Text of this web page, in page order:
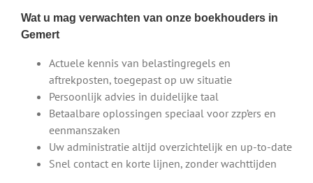
Wat u mag verwachten van onze boekhouders in
Gemert
Actuele kennis van belastingregels en
aftrekposten, toegepast op uw situatie
Persoonlijk advies in duidelijke taal
Betaalbare oplossingen speciaal voor zzp’ers en
eenmanszaken
Uw administratie altijd overzichtelijk en up-to-date
Snel contact en korte lijnen, zonder wachttijden